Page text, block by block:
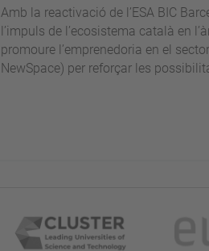
Amb la reactivació de l’ESA BIC
l’impuls de l’ecosistema català en
promoure l’emprenedoria en el
NewSpace) per reforçar les